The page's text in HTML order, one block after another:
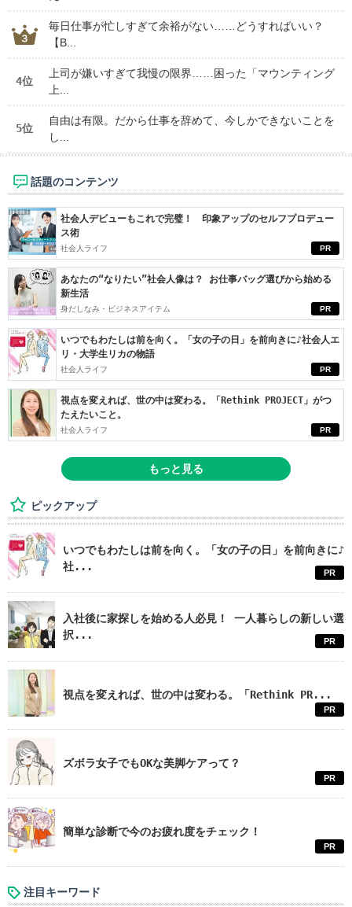
毎日仕事が忙しすぎて余裕がない……どうすればいい？
【B...
4位
上司が嫌いすぎて我慢の限界……困った「マウンティング
上...
5位
自由は有限。だから仕事を辞めて、今しかできないことを
し...
話題のコンテンツ
PR
社会人デビューもこれで完璧！ 印象アップのセルフプロデュー
ス術
社会人ライフ
PR
あなたの“なりたい”社会人像は？ お仕事バッグ選びから始める
新生活
身だしなみ・ビジネスアイテム
PR
いつでもわたしは前を向く。「女の子の日」を前向きに♪社会人エ
リ・大学生リカの物語
社会人ライフ
PR
視点を変えれば、世の中は変わる。「Rethink PROJECT」がつ
たえたいこと。
社会人ライフ
もっと見る
ピックアップ
いつでもわたしは前を向く。「女の子の日」を前向きに♪
社...
PR
入社後に家探しを始める人必見！ 一人暮らしの新しい選
択...
PR
視点を変えれば、世の中は変わる。「Rethink PR...
PR
ズボラ女子でもOKな美脚ケアって？
PR
簡単な診断で今のお疲れ度をチェック！
PR
注目キーワード